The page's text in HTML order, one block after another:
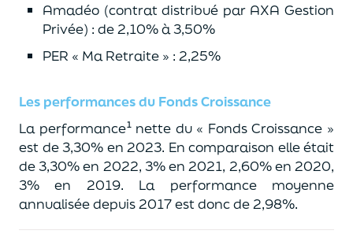
Amadéo (contrat distribué par AXA Gestion
Privée) : de 2,10% à 3,50%
PER « Ma Retraite » : 2,25%
Les performances du Fonds Croissance
La performance¹ nette du « Fonds Croissance »
est de 3,30% en 2023. En comparaison elle était
de 3,30% en 2022, 3% en 2021, 2,60% en 2020,
3% en 2019. La performance moyenne
annualisée depuis 2017 est donc de 2,98%.